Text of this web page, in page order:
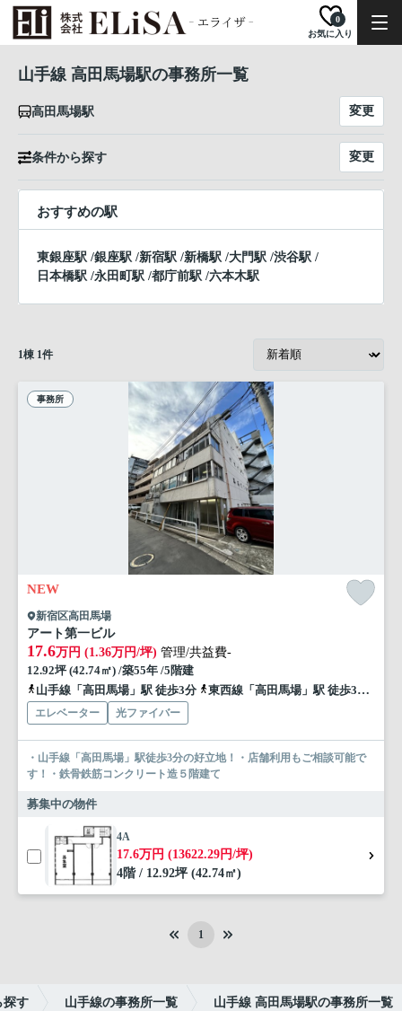
お気に入り
0
山手線 高田馬場駅の事務所一覧
高田馬場駅 変更
条件から探す 変更
おすすめの駅
東銀座駅 /銀座駅 /新宿駅 /新橋駅 /大門駅 /渋谷駅 /
日本橋駅 /永田町駅 /都庁前駅 /六本木駅
1棟 1件
事務所
NEW
新宿区高田馬場
アート第一ビル
17.6万円 (1.36万円/坪) 管理/共益費-
12.92坪 (42.74㎡) /築55年 /5階建
山手線「高田馬場」駅 徒歩3分
東西線「高田馬場」駅 徒歩3分
エレベーター 光ファイバー
・山手線「高田馬場」駅徒歩3分の好立地！・店舗利用もご相談可能で
す！・鉄骨鉄筋コンクリート造５階建て
募集中の物件
4A
17.6万円 (13622.29円/坪)
4階 / 12.92坪 (42.74㎡)
1
探す 山手線の事務所一覧 山手線 高田馬場駅の事務所一覧